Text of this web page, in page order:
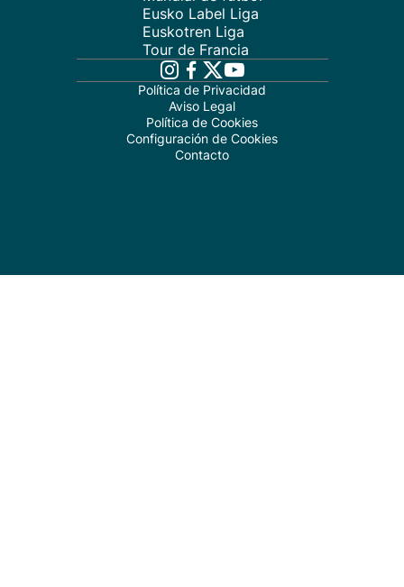
Eusko Label Liga
Euskotren Liga
Tour de Francia
Política de Privacidad
Aviso Legal
Política de Cookies
Configuración de Cookies
Contacto